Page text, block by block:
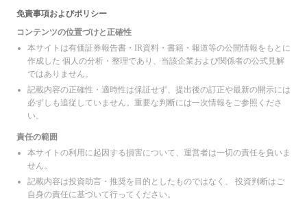
亀田製菓
カルビー
明治乳業
雪印乳業
森永乳業
ヤクルト本社
明治ホールディングス
雪印メグミルク
日本ハム
システナ
日鉄ソリューションズ
カカクコム
ディップ
SBSホールディングス
エムスリー
免責事項およびポリシー
コンテンツの位置づけと正確性
本サイトは有価証券報告書・IR資料・書籍・報道等の公開情報をもとに
作成した 個人の分析・整理であり、当該企業および関係者の公式見解
ではありません。
記載内容の正確性・適時性は保証せず、提出後の訂正や最新の開示には
必ずしも追従していません。重要な判断には一次情報をご参照くださ
い。
責任の範囲
本サイトの利用に起因する損害について、運営者は一切の責任を負いま
せん。
記載内容は投資助言・推奨を目的としたものではなく、 投資判断はご
自身の責任に基づいて行ってください。